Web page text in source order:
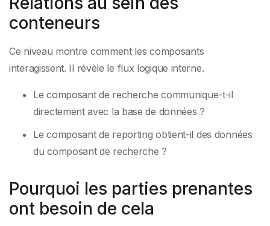
conteneurs
Ce niveau montre comment les composants
interagissent. Il révèle le flux logique interne.
Le composant de recherche communique-t-il
directement avec la base de données ?
Le composant de reporting obtient-il des données
du composant de recherche ?
Pourquoi les parties prenantes
ont besoin de cela